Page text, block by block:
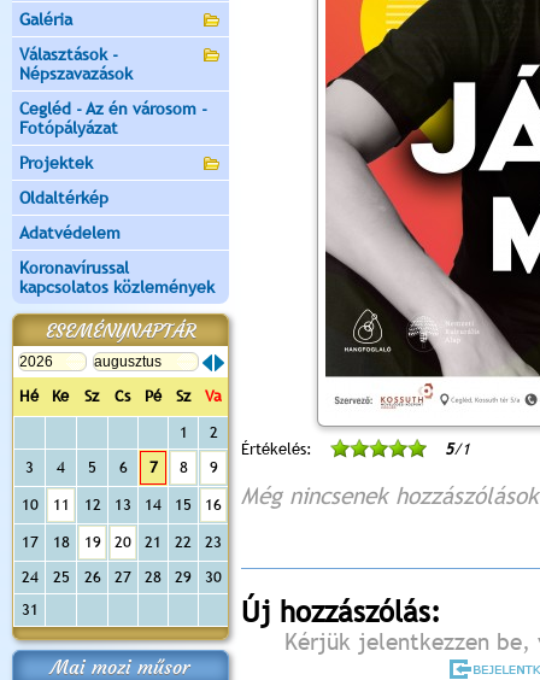
Galéria
Választások -
Népszavazások
Cegléd - Az én városom -
Fotópályázat
Projektek
Oldaltérkép
Adatvédelem
Koronavírussal
kapcsolatos közlemények
ESEMÉNYNAPTÁR
Hé Ke Sz Cs Pé Sz
Va
1
2
3
4 5 6 7 8 9
10 11 12 13 14 15 16
17 18 19 20 21 22
23
24
25 26 27 28 29
30
31
Mai mozi műsor
Értékelés: 5/1
Még nincsenek hozzászólások
Új hozzászólás:
Kérjük jelentkezzen be,